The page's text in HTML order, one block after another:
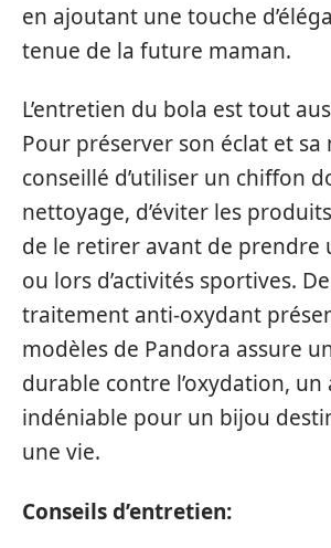
en ajoutant une touche
tenue de la future maman.
L’entretien du bola est tout
Pour préserver son éclat et sa
conseillé d’utiliser un chiffon
nettoyage, d’éviter les
de le retirer avant de prendre
ou lors d’activités sportives.
traitement anti-oxydant
modèles de Pandora assure
durable contre l’oxydation,
indéniable pour un bijou
une vie.
Conseils d’entretien: